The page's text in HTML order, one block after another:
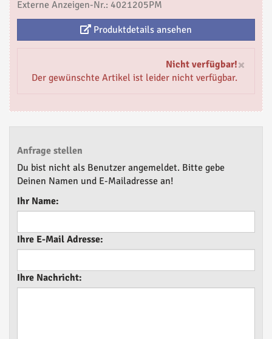
Externe Anzeigen-Nr.: 4021205PM
Produktdetails ansehen
×
Nicht verfügbar!
Der gewünschte Artikel ist leider nicht verfügbar.
Anfrage stellen
Du bist nicht als Benutzer angemeldet. Bitte gebe
Deinen Namen und E-Mailadresse an!
Ihr Name:
Ihre E-Mail Adresse:
Ihre Nachricht: